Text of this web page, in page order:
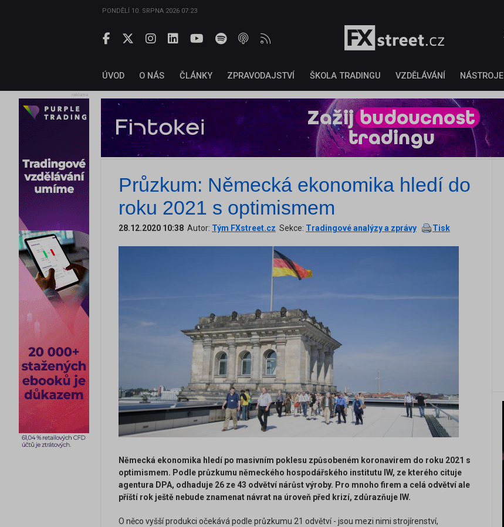
PONDĚLÍ 10. SRPNA 2026 07:23
ÚVOD O NÁS ČLÁNKY ZPRAVODAJSTVÍ ŠKOLA TRADINGU VZDĚLÁVÁNÍ NÁSTROJE
reklama
Průzkum: Německá ekonomika hledí do
roku 2021 s optimismem
28.12.2020 10:38 Autor: Tým FXstreet.cz Sekce: Tradingové analýzy a zprávy Tisk
Německá ekonomika hledí po masivním poklesu způsobeném koronavirem do roku 2021 s
optimismem. Podle průzkumu německého hospodářského institutu IW, ze kterého cituje
agentura DPA, odhaduje 26 ze 43 odvětví nárůst výroby. Pro mnoho firem a celá odvětví ale
příští rok ještě nebude znamenat návrat na úroveň před krizí, zdůrazňuje IW.
O něco vyšší produkci očekává podle průzkumu 21 odvětví - jsou mezi nimi strojírenství,